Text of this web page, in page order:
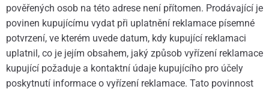
pověřených osob na této adrese není přítomen. Prodávající je
povinen kupujícímu vydat při uplatnění reklamace písemné
potvrzení, ve kterém uvede datum, kdy kupující reklamaci
uplatnil, co je jejím obsahem, jaký způsob vyřízení reklamace
kupující požaduje a kontaktní údaje kupujícího pro účely
poskytnutí informace o vyřízení reklamace. Tato povinnost